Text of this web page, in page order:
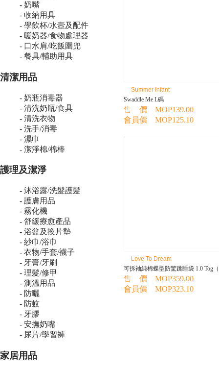
- 奶嘴
- 收納用具
- 學飲杯/水壼及配件
- 暖奶器/食物處理器
- 口水肩/吃飯圍兜
- 餐具/輔助用具
清潔用品
- 奶瓶消毒器
- 清洗奶瓶/食具
- 清洗衣物
- 洗手/消毒
- 濕巾
- 潔淨棉/棉棒
護理及潔淨
- 沐浴露/洗髮護髮
- 護膚用品
- 霧化機
- 舒緩療愈產品
- 浴盆及換片墊
- 紗巾/浴巾
- 衣物/手套/襪子
- 牙膏/牙刷
- 理髮/修甲
- 測溫用品
- 防曬
- 防蚊
- 牙膠
- 安撫奶嘴
- 尿片/學習褲
家居用品
Summer Infant
Swaddle Me L碼
售 價 MOP139.00
會員價 MOP125.10
Love To Dream
可拆袖純棉蝶型防驚跳睡袋 1.0 Tog
售 價 MOP359.00
會員價 MOP323.10